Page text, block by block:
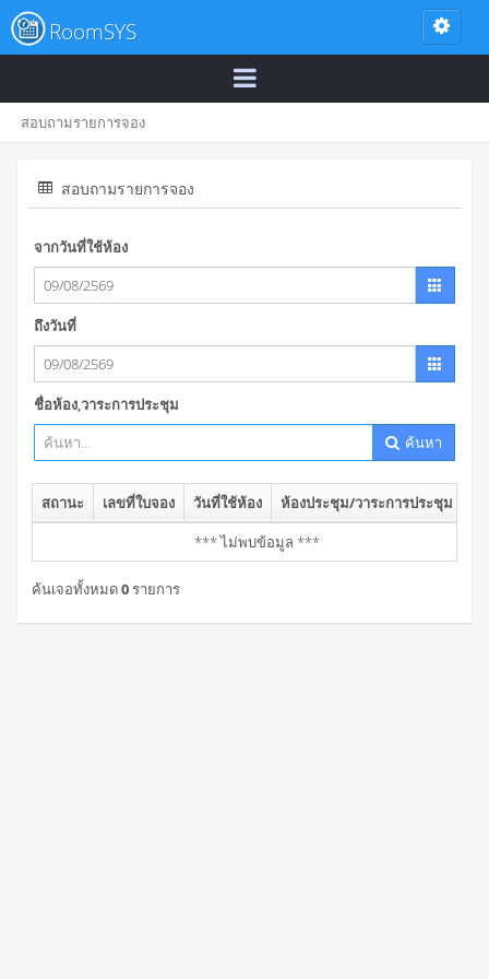
RoomSYS
สอบถามรายการจอง
สอบถามรายการจอง
จากวันที่ใช้ห้อง
ถึงวันที่
ชื่อห้อง,วาระการประชุม
ค้นหา
สถานะ เลขที่ใบจอง วันที่ใช้ห้อง
ห้องประชุม/วาระการประชุม
*** ไม่พบข้อมูล ***
ค้นเจอทั้งหมด0รายการ